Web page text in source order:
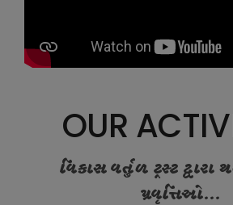
OUR
વિકાસ વર્તુળ ટ્રસ્ટ દ્વારા
પ્રવૃત્તિઓ...